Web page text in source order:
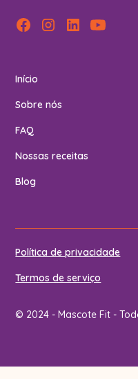
Início
Sobre nós
FAQ
Nossas receitas
Blog
© 2024 - Mascote Fit -
Política de privacidade
Termos de serviço